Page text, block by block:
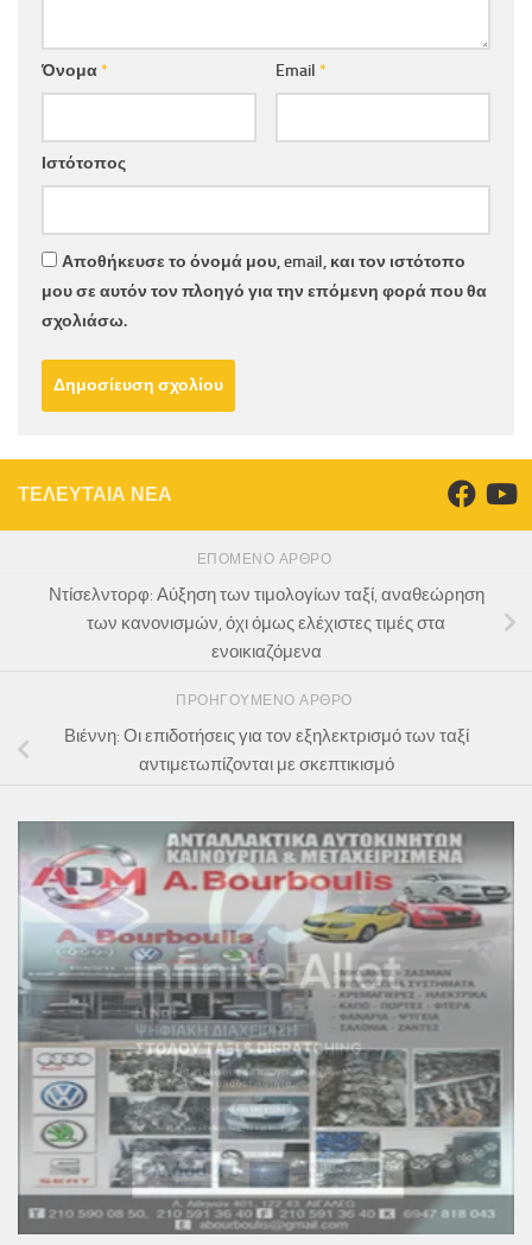
Όνομα* Email *
Ιστότοπος
Αποθήκευσε το όνομά μου, email, και τον ιστότοπο
μου σε αυτόν τον πλοηγό για την επόμενη φορά που θα
σχολιάσω.
ΤΕΛΕΥΤΑΙΑ ΝΕΑ
ΕΠΌΜΕΝΟ ΆΡΘΡΟ
Ντίσελντορφ: Αύξηση των τιμολογίων ταξί, αναθεώρηση
των κανονισμών, όχι όμως ελέχιστες τιμές στα
ενοικιαζόμενα
ΠΡΟΗΓΟΎΜΕΝΟ ΆΡΘΡΟ
Βιέννη: Οι επιδοτήσεις για τον εξηλεκτρισμό των ταξί
αντιμετωπίζονται με σκεπτικισμό